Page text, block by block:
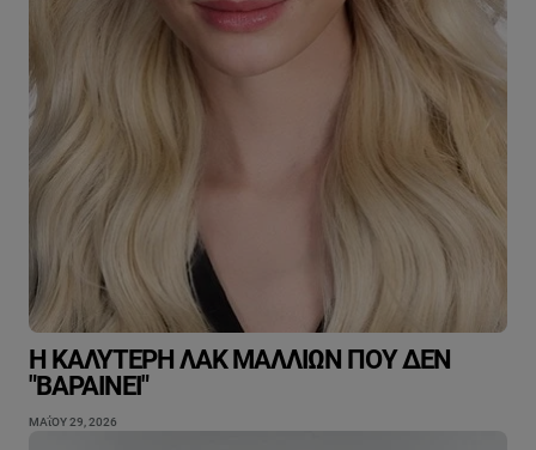
Η ΚΑΛΎΤΕΡΗ ΛΆΚ ΜΑΛΛΙΏΝ ΠΟΥ ΔΕΝ
"ΒΑΡΑΊΝΕΙ"
ΜΑΐΟΥ 29, 2026